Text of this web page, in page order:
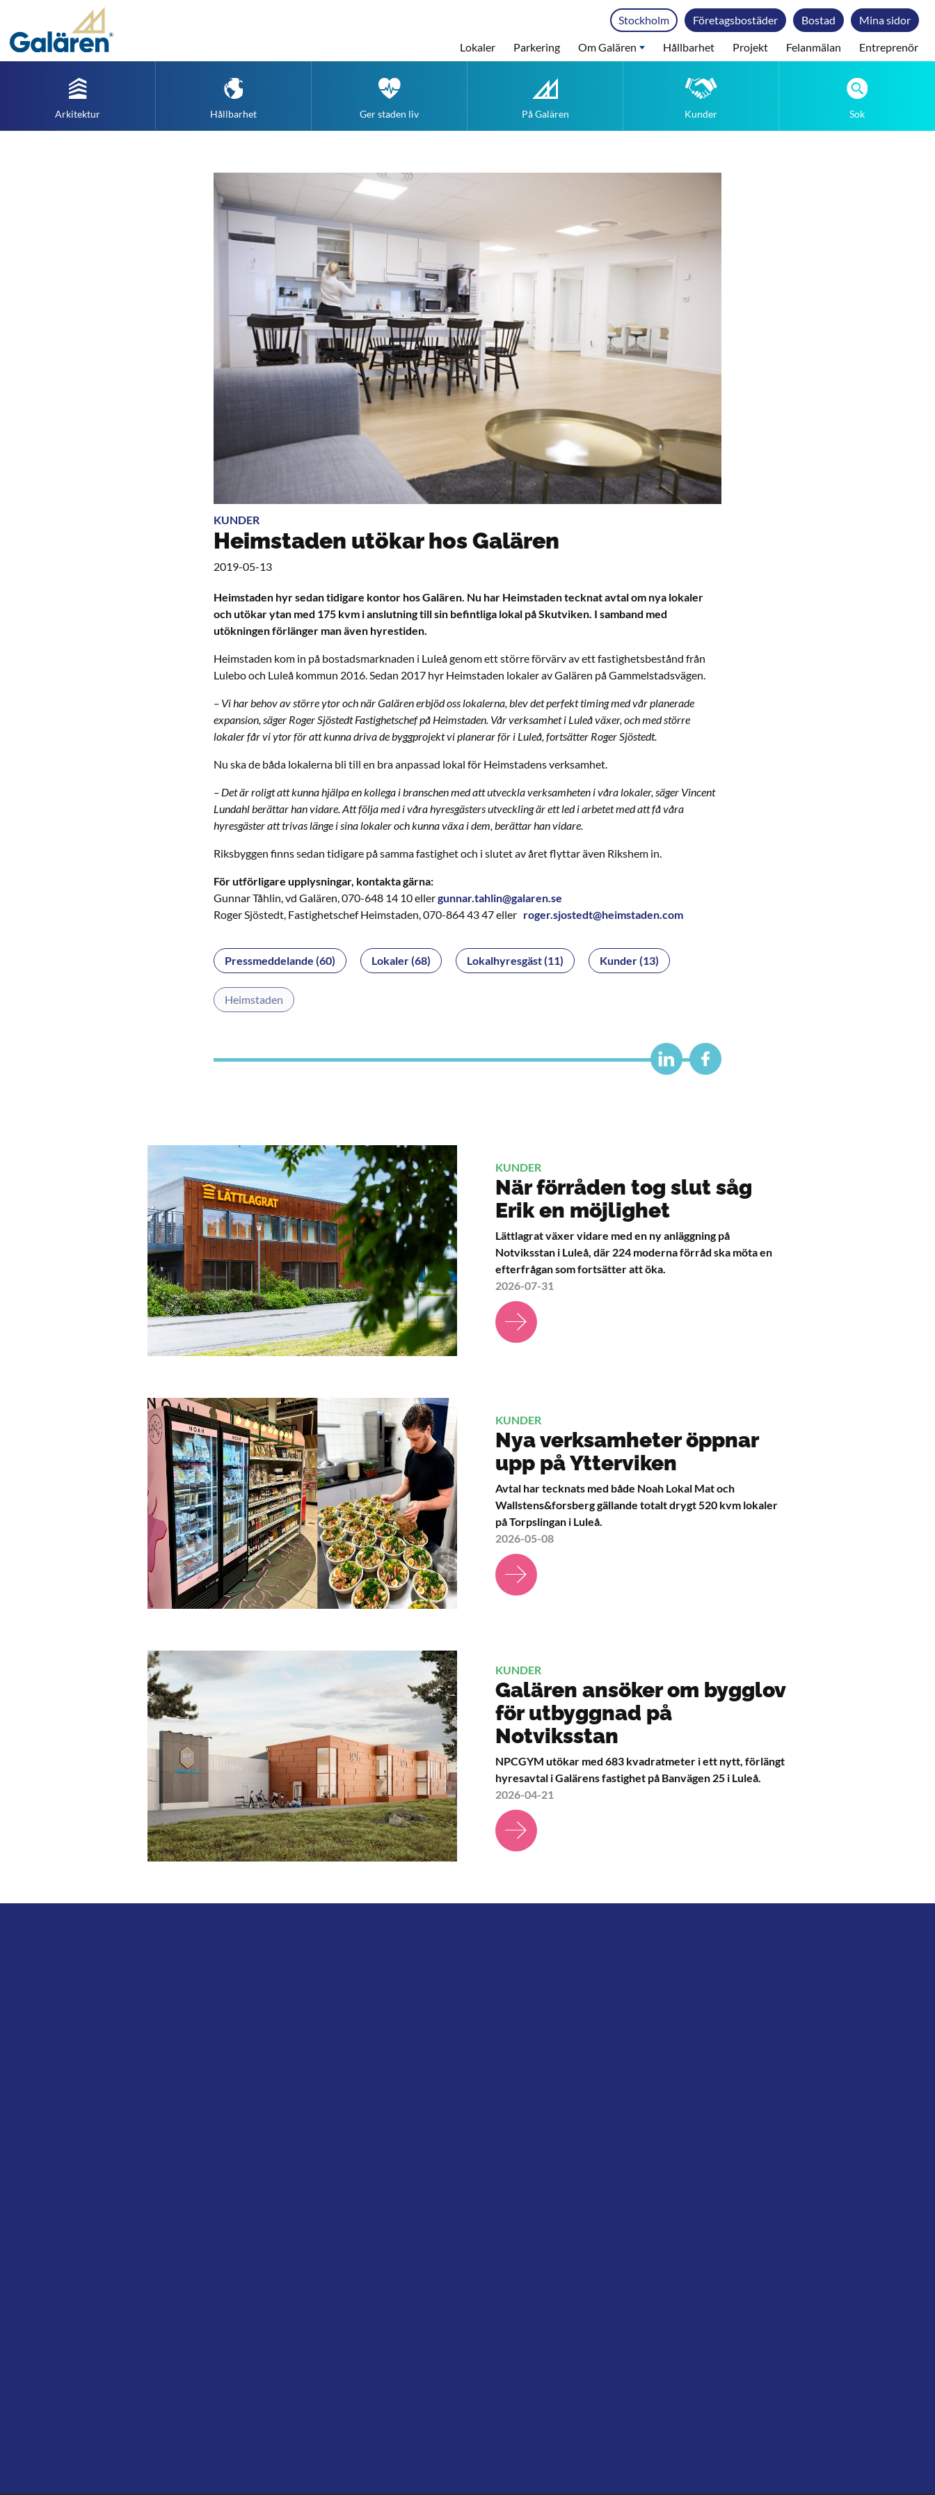
Lokaler Parkering Om Galären Hållbarhet Projekt Felanmälan Entreprenör
Mina sidor
Bostad
Företagsbostäder
Stockholm
Arkitektur Hållbarhet Ger staden liv På Galären Kunder Sok
KUNDER
Heimstaden utökar hos Galären
2019-05-13
Heimstaden hyr sedan tidigare kontor hos Galären. Nu har Heimstaden tecknat avtal om nya lokaler
och utökar ytan med 175 kvm i anslutning till sin befintliga lokal på Skutviken. I samband med
utökningen förlänger man även hyrestiden.
Heimstaden kom in på bostadsmarknaden i Luleå genom ett större förvärv av ett fastighetsbestånd från
Lulebo och Luleå kommun 2016. Sedan 2017 hyr Heimstaden lokaler av Galären på Gammelstadsvägen.
– Vi har behov av större ytor och när Galären erbjöd oss lokalerna, blev det perfekt timing med vår planerade
expansion, säger Roger Sjöstedt Fastighetschef på Heimstaden. Vår verksamhet i Luleå växer, och med större
lokaler får vi ytor för att kunna driva de byggprojekt vi planerar för i Luleå, fortsätter Roger Sjöstedt.
Nu ska de båda lokalerna bli till en bra anpassad lokal för Heimstadens verksamhet.
– Det är roligt att kunna hjälpa en kollega i branschen med att utveckla verksamheten i våra lokaler, säger Vincent
Lundahl berättar han vidare. Att följa med i våra hyresgästers utveckling är ett led i arbetet med att få våra
hyresgäster att trivas länge i sina lokaler och kunna växa i dem, berättar han vidare.
Riksbyggen finns sedan tidigare på samma fastighet och i slutet av året flyttar även Rikshem in.
För utförligare upplysningar, kontakta gärna:
Gunnar Tåhlin, vd Galären, 070-648 14 10 ellergunnar.tahlin@galaren.se
Roger Sjöstedt, Fastighetschef Heimstaden, 070-864 43 47 eller roger.sjostedt@heimstaden.com
Pressmeddelande (60) Lokaler (68) Lokalhyresgäst (11) Kunder (13)
Heimstaden
KUNDER
När förråden tog slut såg
Erik en möjlighet
Lättlagrat växer vidare med en ny anläggning på
Notviksstan i Luleå, där 224 moderna förråd ska möta en
efterfrågan som fortsätter att öka.
2026-07-31
KUNDER
Nya verksamheter öppnar
upp på Ytterviken
Avtal har tecknats med både Noah Lokal Mat och
Wallstens&forsberg gällande totalt drygt 520 kvm lokaler
på Torpslingan i Luleå.
2026-05-08
KUNDER
Galären ansöker om bygglov
för utbyggnad på
Notviksstan
NPCGYM utökar med 683 kvadratmeter i ett nytt, förlängt
hyresavtal i Galärens fastighet på Banvägen 25 i Luleå.
2026-04-21